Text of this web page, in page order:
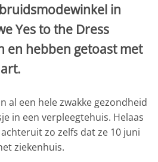
in
Yes to the Dress
en hebben getoast met
al een hele zwakke gezondheid
in een verpleegtehuis. Helaas
zo zelfs dat ze 10 juni
ziekenhuis.